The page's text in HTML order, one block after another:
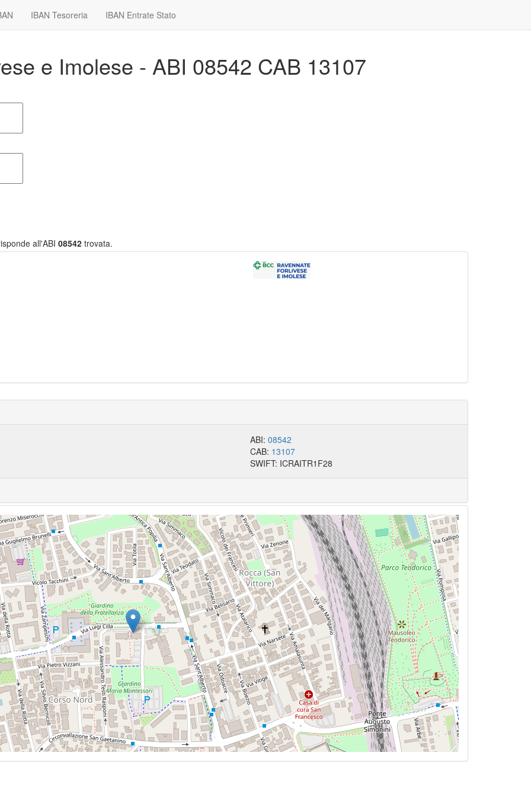
IBAN Tesoreria IBAN Entrate Stato
e Imolese - ABI 08542 CAB 13107
all'ABI 08542 trovata.
ABI:08542
CAB: 13107
SWIFT: ICRAITR1F28